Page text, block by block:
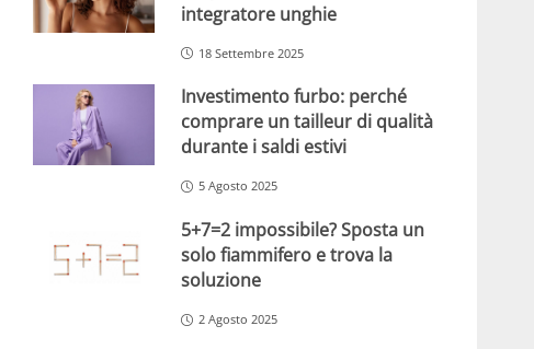
integratore unghie
18 Settembre 2025
Investimento furbo: perché
comprare un tailleur di qualità
durante i saldi estivi
5 Agosto 2025
5+7=2 impossibile? Sposta un
solo fiammifero e trova la
soluzione
2 Agosto 2025